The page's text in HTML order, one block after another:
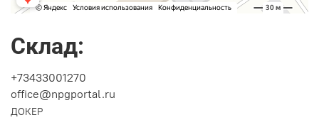
Склад:
+73433001270
office@npgportal.ru
ДОКЕР